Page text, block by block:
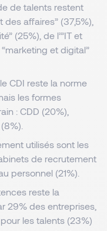
de talents restent
affaires” (37,5%),
(25%), de l’”IT et
et digital”
CDI reste la norme
les formes
: CDD (20%),
utilisés sont les
de recrutement
personnel (21%).
reste la
29% des entreprises,
les talents (23%)